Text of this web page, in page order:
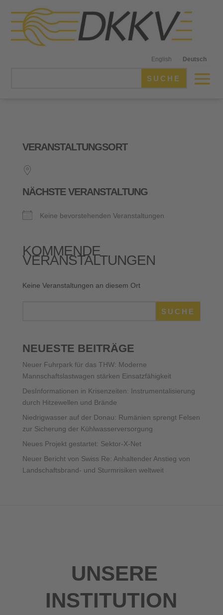
English Deutsch
VERANSTALTUNGSORT
NÄCHSTE VERANSTALTUNG
Keine bevorstehenden Veranstaltungen
KOMMENDE
VERANSTALTUNGEN
Keine Veranstaltungen an diesem Ort
SUCHE
NEUESTE BEITRÄGE
Neuer Fuhrpark für das THW: Moderne
Mannschaftslastwagen stärken Einsatzfähigkeit
DesInformationen in Krisenzeiten: Instrumentalisierung
durch Hitzewellen und Brände
Niedrigwasser auf der Donau: Rumänien sprengt Felsen
zur Sicherung der Kühlwasserversorgung
Neues Projekt gestartet: Sektor-X-Net
Neuer Bericht von Swiss Re: Anhaltender Anstieg von
Landschaftsbrand- und Sturmrisiken weltweit
UNSERE
INSTITUTION